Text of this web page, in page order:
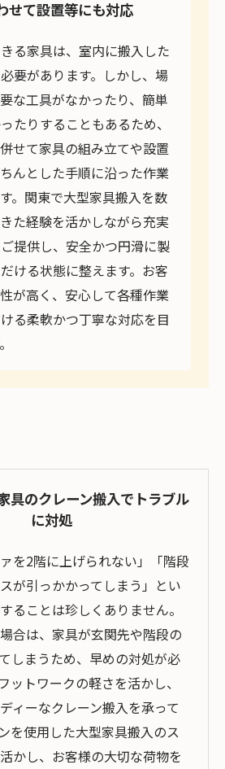
せて設置等にも対応
る家具は、室内に搬入した
要があります。しかし、場
な工具がなかったり、簡単
たりすることもあるため、
せて家具の組み立てや設置
んとした手順に沿った作業
。関東で大型家具搬入を数
た経験を活かしながら充実
提供し、安全かつ円滑に製
ける状態に整えます。お客
が高く、安心して各種作業
る柔軟かつ丁寧な対応を目
具のクレーン搬入でトラブル
に対処
を2階に上げられない」「階段
が引っかかってしまう」とい
ることは珍しくありません。
合は、家具が玄関先や階段の
しまうため、早めの対処が必
ットワークの軽さを活かし、
ィーなクレーン搬入を承って
を使用した大型家具搬入のス
かし、お客様の大切な荷物を